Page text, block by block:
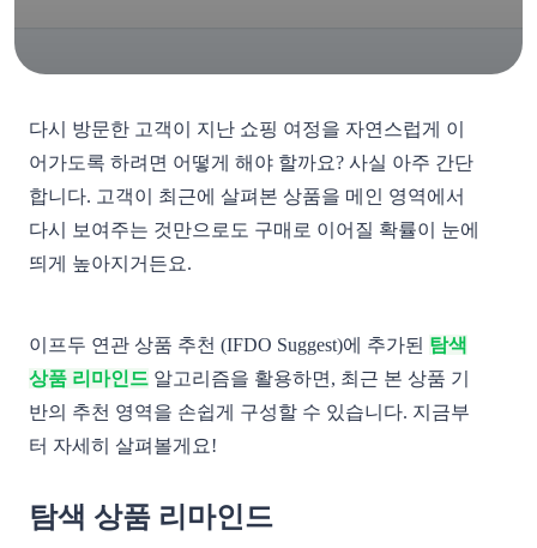
다시 방문한 고객이 지난 쇼핑 여정을 자연스럽게 이
어가도록 하려면 어떻게 해야 할까요? 사실 아주 간단
합니다. 고객이 최근에 살펴본 상품을 메인 영역에서
다시 보여주는 것만으로도 구매로 이어질 확률이 눈에
띄게 높아지거든요.
이프두 연관 상품 추천 (IFDO Suggest)에 추가된 탐색
상품 리마인드 알고리즘을 활용하면, 최근 본 상품 기
반의 추천 영역을 손쉽게 구성할 수 있습니다. 지금부
터 자세히 살펴볼게요!
탐색 상품 리마인드